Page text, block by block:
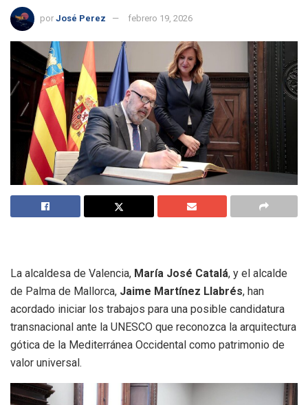
por José Perez febrero 19, 2026
La alcaldesa de Valencia, María José Catalá, y el alcalde
de Palma de Mallorca, Jaime Martínez Llabrés, han
acordado iniciar los trabajos para una posible candidatura
transnacional ante la UNESCO que reconozca la arquitectura
gótica de la Mediterránea Occidental como patrimonio de
valor universal.